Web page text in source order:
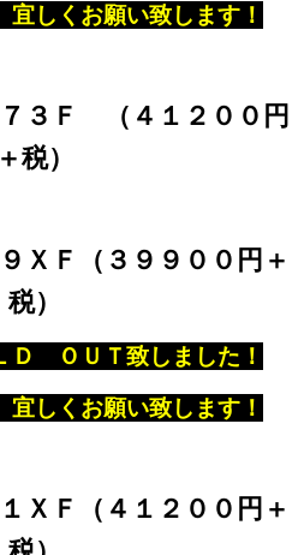
宜しくお願い致します！
３Ｆ （４１２００円
＋税）
ＸＦ（３９９００円＋
税）
Ｄ ＯＵＴ致しました！
宜しくお願い致します！
ＸＦ（４１２００円＋